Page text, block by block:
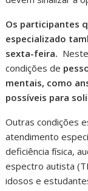
Os participantes
especializado
sexta-feira.
condições de
mentais, como
possíveis para
Outras condições
atendimento
deficiência física,
espectro autista
idosos e